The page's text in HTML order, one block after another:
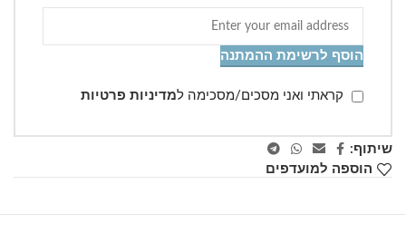
הוסף לרשימת ההמתנה
קראתי ואני מסכים/מסכימה למדיניות פרטיות
שיתוף:
הוספה למועדפים